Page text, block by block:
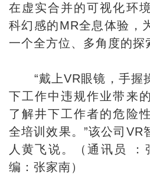
在虚实合并的可视化环
科幻感的MR全息体验，
一个全方位、多角度的探
“戴上VR眼镜，手握
下工作中违规作业带来
了解井下工作者的危险
全培训效果。”该公司VR
人黄飞说。（通讯员
编：张家南）